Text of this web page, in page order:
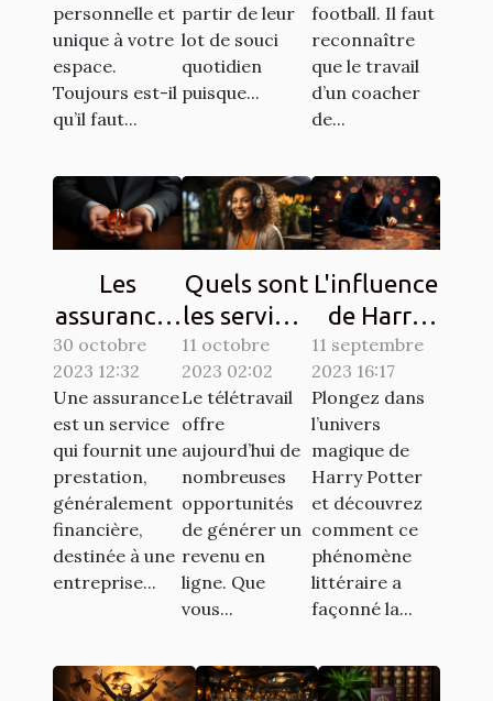
jardin ?
personnelle et
unique à votre
espace.
Toujours est-il
qu’il faut...
partir de leur
lot de souci
quotidien
puisque...
football. Il faut
reconnaître
que le travail
d’un coacher
de...
Les
assurances
à souscrire
en France :
lesquelles
sont
exigées ?
30 octobre
2023 12:32
Une assurance
est un service
qui fournit une
prestation,
généralement
financière,
destinée à une
entreprise...
Quels sont
les services
en ligne
pour se
faire de
l'argent en
télétravail
?
11 octobre
2023 02:02
Le télétravail
offre
aujourd’hui de
nombreuses
opportunités
de générer un
revenu en
ligne. Que
vous...
L'influence
de Harry
Potter sur
la culture
populaire à
travers les
chasses au
trésor
11 septembre
2023 16:17
Plongez dans
l’univers
magique de
Harry Potter
et découvrez
comment ce
phénomène
littéraire a
façonné la...